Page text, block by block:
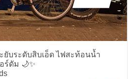
ยับระดับสิบเอ็ด ไฟสะท้อนน้ำ
ร์ดัม 🌙✨